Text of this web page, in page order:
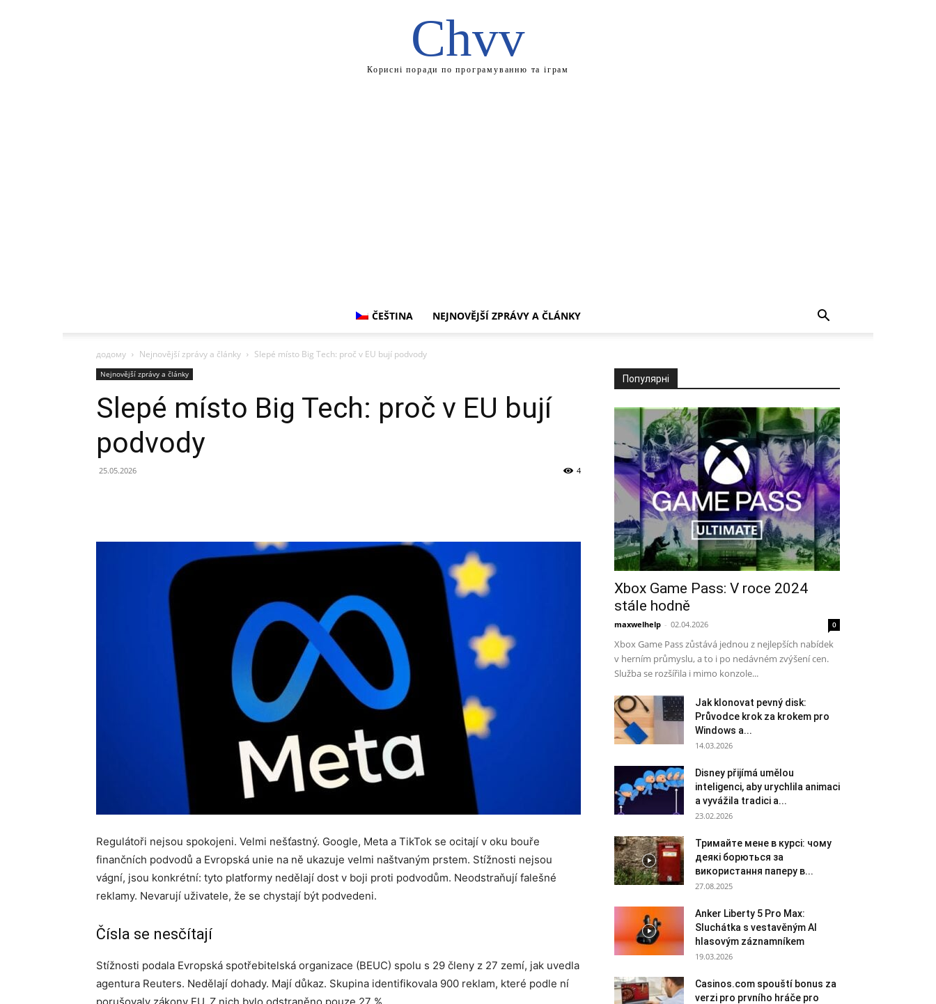
Chvv
Корисні поради по програмуванню та іграм
ČEŠTINA NEJNOVĚJŠÍ ZPRÁVY A ČLÁNKY
додому Nejnovější zprávy a články Slepé místo Big Tech: proč v EU bují podvody
Nejnovější zprávy a články
Slepé místo Big Tech: proč v EU bují
podvody
25.05.2026 4
Regulátoři nejsou spokojeni. Velmi nešťastný. Google, Meta a TikTok se ocitají v oku bouře
finančních podvodů a Evropská unie na ně ukazuje velmi naštvaným prstem. Stížnosti nejsou
vágní, jsou konkrétní: tyto platformy nedělají dost v boji proti podvodům. Neodstraňují falešné
reklamy. Nevarují uživatele, že se chystají být podvedeni.
Čísla se nesčítají
Stížnosti podala Evropská spotřebitelská organizace (BEUC) spolu s 29 členy z 27 zemí, jak uvedla
agentura Reuters. Nedělají dohady. Mají důkaz. Skupina identifikovala 900 reklam, které podle ní
Популярні
Xbox Game Pass: V roce 2024
stále hodně
maxwelhelp - 02.04.2026 0
Xbox Game Pass zůstává jednou z nejlepších nabídek
v herním průmyslu, a to i po nedávném zvýšení cen.
Služba se rozšířila i mimo konzole...
Jak klonovat pevný disk:
Průvodce krok za krokem pro
Windows a...
14.03.2026
Disney přijímá umělou
inteligenci, aby urychlila animaci
a vyvážila tradici a...
23.02.2026
Тримайте мене в курсі: чому
деякі борються за
використання паперу в...
27.08.2025
Anker Liberty 5 Pro Max:
Sluchátka s vestavěným AI
hlasovým záznamníkem
19.03.2026
Casinos.com spouští bonus za
verzi pro prvního hráče pro